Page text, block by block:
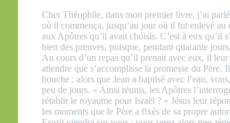
Cher Théophile, dans mon premier livre, j’ai
où il commença, jusqu’au jour où il fut enlevé au
aux Apôtres qu’il avait choisis. C’est à eux qu’il
bien des preuves, puisque, pendant quarante
Au cours d’un repas qu’il prenait avec eux, il
attendre que s’accomplisse la promesse du Père.
bouche : alors que Jean a baptisé avec l’eau,
peu de jours. » Ainsi réunis, les Apôtres
rétablir le royaume pour Israël ? » Jésus leur
les moments que le Père a fixés de sa propre